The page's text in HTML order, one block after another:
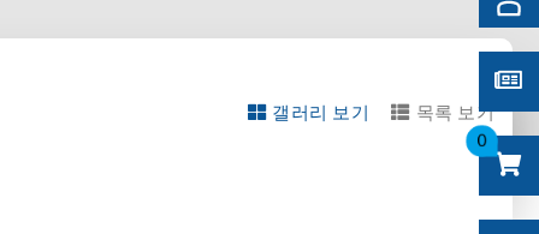
0
갤러리 보기 목록 보기